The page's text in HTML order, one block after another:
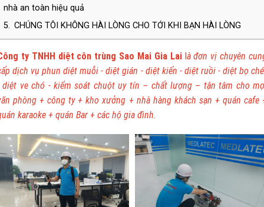
nhà an toàn hiệu quả
5. CHÚNG TÔI KHÔNG HÀI LÒNG CHO TỚI KHI BẠN HÀI LÒNG
ty TNHH diệt côn trùng Sao Mai Gia Lailàđơn vị chuyên
dịch vụ phun diệt muỗi - diệt gián - diệt kiến - diệt ruồi - diệt bọ
diệt ve chó - kiểm soát chuột uy tín – chất lượng – tận tâm cho
phòng + công ty + kho xưởng + nhà hàng khách sạn + quán cafe
karaoke + quán Bar + các hộ gia đình.